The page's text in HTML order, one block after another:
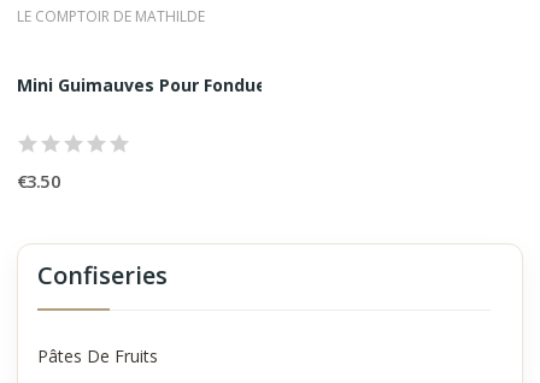
Confiseries
Pâtes De Fruits
LE COMPTOIR DE MATHILDE
Mini Guimauves Pour Fondue et Gateau Comptoir...
€3.50